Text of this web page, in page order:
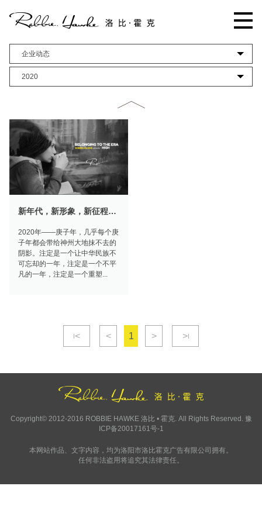
企业动态
2020
新年代，新形象，新征程——洛比霍克互联网新形象的发布
2020年——庚子年，几乎每个庚
子年都会带给神州大地抹不去的
阴影。注定是一个让中华民族不
可忘却的一年，注定是一个不平
凡的一年，注定是一个重塑...
< < 1 > >
Copyright© 2012-2016 ROBBIE HAWKE 洛比 • 霍克. All Rights Reserved. 豫
ICP备20017161号-1
本网站作品、文字内容， 均为洛阳市洛比霍克广告有限公司拥有。
任何非法盗用将追究其法律责任。